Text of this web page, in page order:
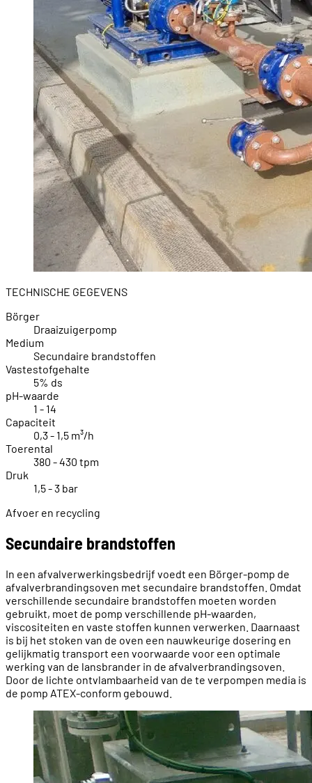
TECHNISCHE GEGEVENS
Börger
Draaizuigerpomp
Medium
Secundaire brandstoffen
Vastestofgehalte
5% ds
pH-waarde
1 - 14
Capaciteit
0,3 - 1,5 m³/h
Toerental
380 - 430 tpm
Druk
1,5 - 3 bar
Afvoer en recycling
Secundaire brandstoffen
In een afvalverwerkingsbedrijf voedt een Börger-pomp de
afvalverbrandingsoven met secundaire brandstoffen. Omdat
verschillende secundaire brandstoffen moeten worden
gebruikt, moet de pomp verschillende pH-waarden,
viscositeiten en vaste stoffen kunnen verwerken. Daarnaast
is bij het stoken van de oven een nauwkeurige dosering en
gelijkmatig transport een voorwaarde voor een optimale
werking van de lansbrander in de afvalverbrandingsoven.
Door de lichte ontvlambaarheid van de te verpompen media is
de pomp ATEX-conform gebouwd.